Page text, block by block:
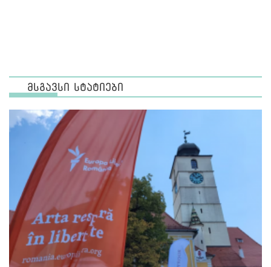
მსგავსი სტატიები